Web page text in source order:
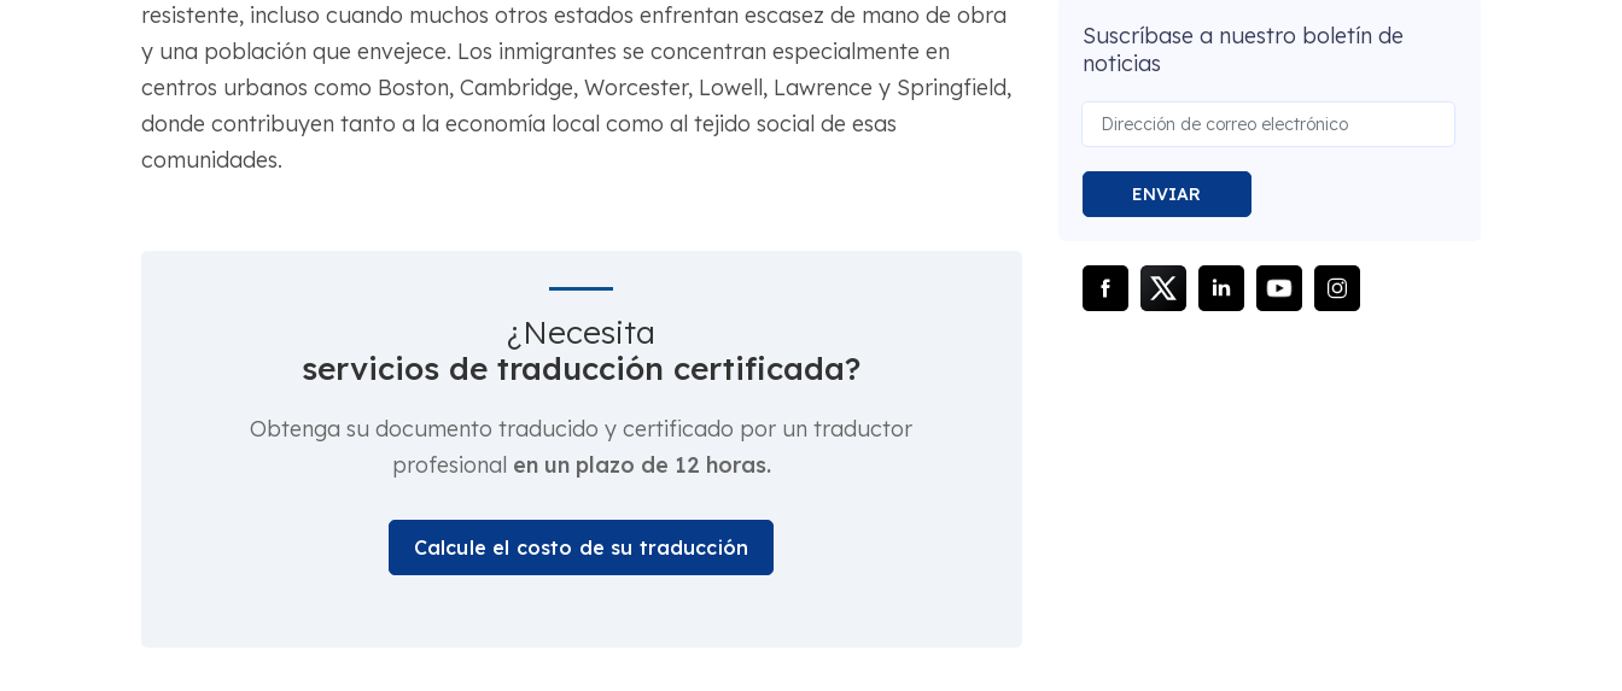
resistente, incluso cuando muchos otros estados enfrentan escasez de mano de obra
y una población que envejece. Los inmigrantes se concentran especialmente en
centros urbanos como Boston, Cambridge, Worcester, Lowell, Lawrence y Springfield,
donde contribuyen tanto a la economía local como al tejido social de esas
comunidades.
¿Necesita
servicios de traducción certificada?
Obtenga su documento traducido y certificado por un traductor
profesional en un plazo de 12 horas.
Calcule el costo de su traducción
Suscríbase a nuestro boletín de
noticias
ENVIAR